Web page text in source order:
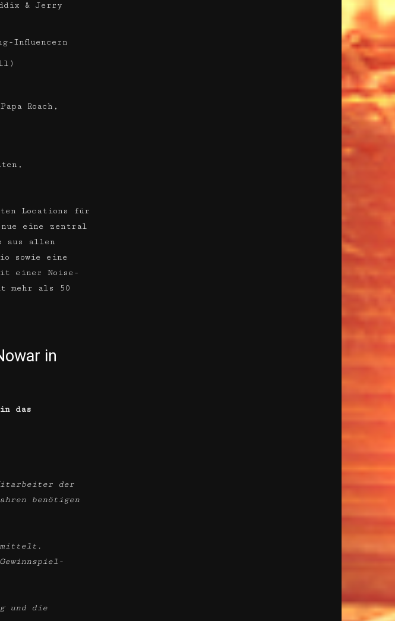
& Jerry
Influencern
Roach,
Locations für
eine zentral
aus allen
sowie eine
einer Noise-
mehr als 50
in
das
der
benötigen
und die